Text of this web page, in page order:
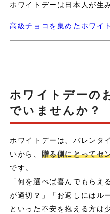
ホワイトデーは日本人が生
高級チョコを集めたホワイ
ホワイトデーの
でいませんか？
ホワイトデーは、バレンタ
いから、 贈る側にとってセ
です。
「何を選べば喜んでもらえ
が適切？」「お返しにはル
といった不安を抱える方は